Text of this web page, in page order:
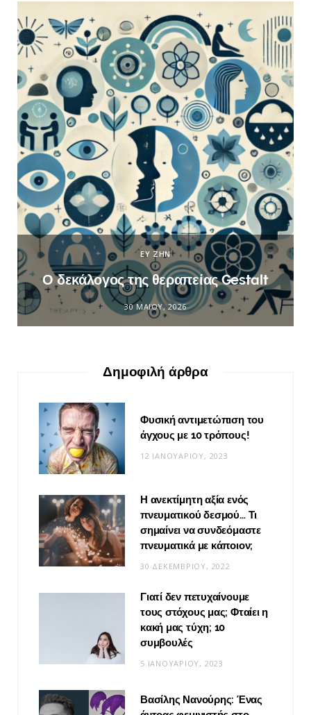
ΕΥ ΖΗΝ
Ο δεκάλογος της θεραπείας Gestalt
30 ΜΑΪ́ΟΥ, 2026
Δημοφιλή άρθρα
Φυσική αντιμετώπιση του
άγχους με 10 τρόπους!
12 ΙΑΝΟΥΑΡΊΟΥ, 2023
Η ανεκτίμητη αξία ενός
πνευματικού δεσμού… Τι
σημαίνει να συνδεόμαστε
πνευματικά με κάποιον;
30 ΔΕΚΕΜΒΡΊΟΥ, 2022
Γιατί δεν πετυχαίνουμε
τους στόχους μας; Φταίει η
κακή μας τύχη; 10
συμβουλές
5 ΙΑΝΟΥΑΡΊΟΥ, 2023
Βασίλης Νανούρης: Ένας